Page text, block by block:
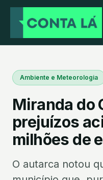
Ambiente e Meteorologia
Miranda do
prejuízos
milhões de
O autarca notou